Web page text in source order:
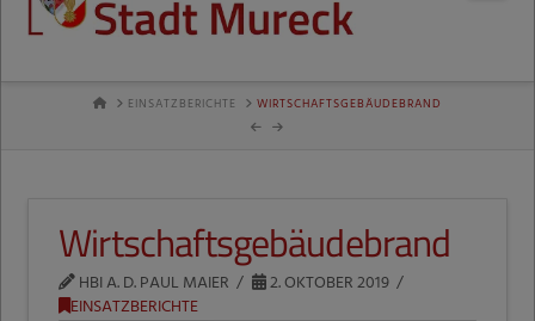
HOMEEINSATZBERICHTE WIRTSCHAFTSGEBÄUDEBRAND
Wirtschaftsgebäudebrand
HBI A. D. PAUL MAIER
2. OKTOBER 2019
EINSATZBERICHTE